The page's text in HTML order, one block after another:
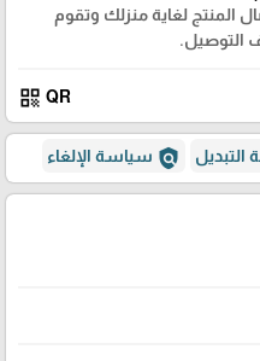
المنتج لغاية منزلك وتقوم
التوصيل.
QR
qr_code
policy سياسة الإلغاء